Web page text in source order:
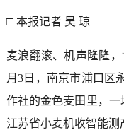
□ 本报记者 吴 琼
麦浪翻滚、机声隆隆
月3日，南京市浦口区
作社的金色麦田里，
江苏省小麦机收智能测